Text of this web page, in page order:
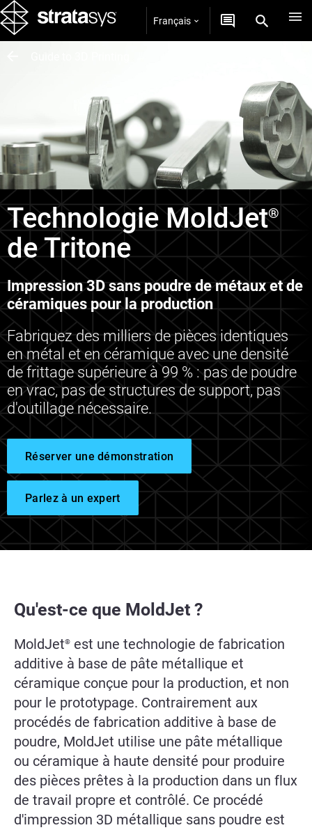
Français
Technologie MoldJet®
de Tritone
Impression 3D sans poudre de métaux et de
céramiques pour la production
Fabriquez des milliers de pièces identiques
en métal et en céramique avec une densité
de frittage supérieure à 99 % : pas de poudre
en vrac, pas de structures de support, pas
d'outillage nécessaire.
Réserver une démonstration
Parlez à un expert
Qu'est-ce que MoldJet ?
MoldJet® est une technologie de fabrication
additive à base de pâte métallique et
céramique conçue pour la production, et non
pour le prototypage. Contrairement aux
procédés de fabrication additive à base de
poudre, MoldJet utilise une pâte métallique
ou céramique à haute densité pour produire
des pièces prêtes à la production dans un flux
de travail propre et contrôlé. Ce procédé
d'impression 3D métallique sans poudre est